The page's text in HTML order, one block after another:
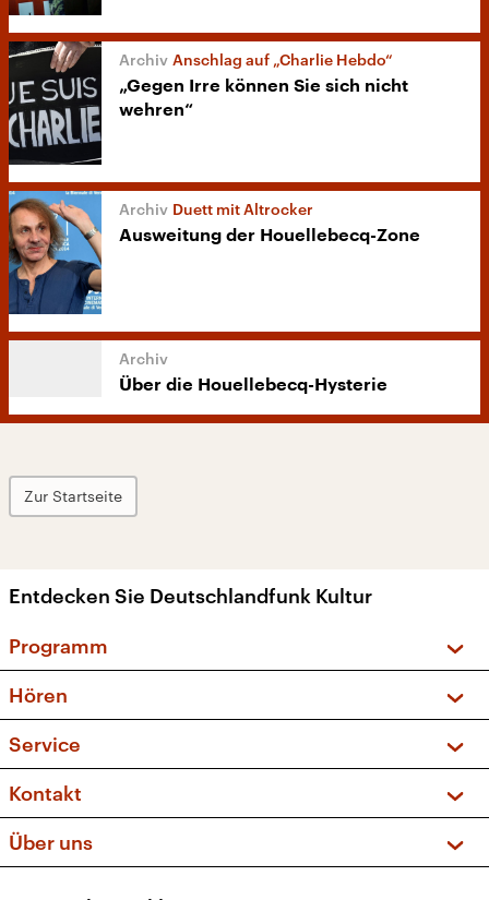
Anschlag auf „Charlie Hebdo“
„Gegen Irre können Sie sich nicht
wehren“
Duett mit Altrocker
Ausweitung der Houellebecq-Zone
Über die Houellebecq-Hysterie
Zur Startseite
Entdecken Sie Deutschlandfunk Kultur
Programm
Sendungen und Podcasts
Musikliste
Kakadu – Das Kinderprogramm
Hören
Frequenzen (UKW + DAB+)
Service
FAQ
Apps
Newsletter
Kontakt
Social Media
Über uns